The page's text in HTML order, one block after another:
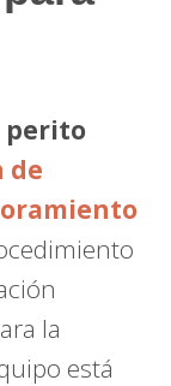
perito
de
la
está